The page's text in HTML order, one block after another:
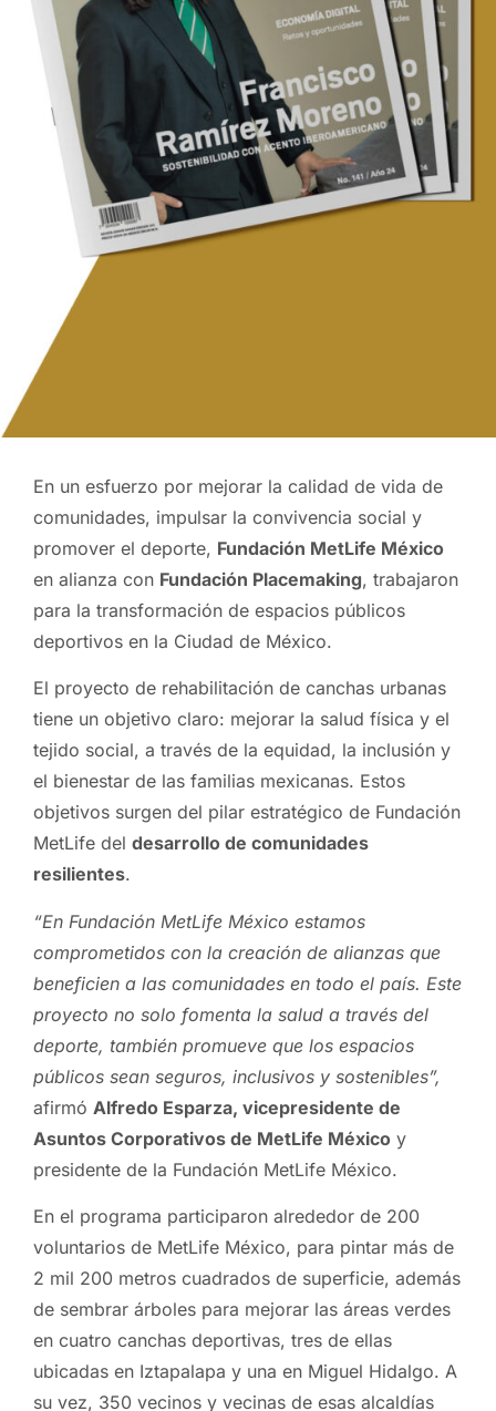
En un esfuerzo por mejorar la calidad de vida de
comunidades, impulsar la convivencia social y
promover el deporte, Fundación MetLife México
en alianza con Fundación Placemaking, trabajaron
para la transformación de espacios públicos
deportivos en la Ciudad de México.
El proyecto de rehabilitación de canchas urbanas
tiene un objetivo claro: mejorar la salud física y el
tejido social, a través de la equidad, la inclusión y
el bienestar de las familias mexicanas. Estos
objetivos surgen del pilar estratégico de Fundación
MetLife del desarrollo de comunidades
resilientes.
“En Fundación MetLife México estamos
comprometidos con la creación de alianzas que
beneficien a las comunidades en todo el país. Este
proyecto no solo fomenta la salud a través del
deporte, también promueve que los espacios
públicos sean seguros, inclusivos y sostenibles”,
afirmó Alfredo Esparza, vicepresidente de
Asuntos Corporativos de MetLife México y
presidente de la Fundación MetLife México.
En el programa participaron alrededor de 200
voluntarios de MetLife México, para pintar más de
2 mil 200 metros cuadrados de superficie, además
de sembrar árboles para mejorar las áreas verdes
en cuatro canchas deportivas, tres de ellas
ubicadas en Iztapalapa y una en Miguel Hidalgo. A
su vez, 350 vecinos y vecinas de esas alcaldías